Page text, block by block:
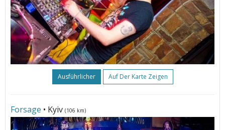
Ausführlicher Auf Der Karte Zeigen
Forsage • Kyiv (106 km)